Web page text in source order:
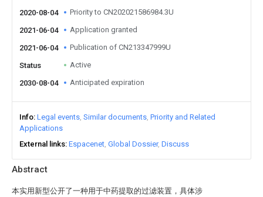
Abstract
本实用新型公开了一种用于中药提取的过滤装置，具体涉
2020-08-04 Priority to CN202021586984.3U
2021-06-04 Application granted
2021-06-04 Publication of CN213347999U
Status Active
2030-08-04 Anticipated expiration
Info Legal events Similar documents Priority and Related
Applications
External links Espacenet Global Dossier Discuss